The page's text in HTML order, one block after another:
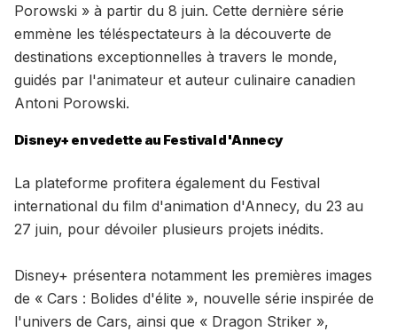
Porowski » à partir du 8 juin. Cette dernière série
emmène les téléspectateurs à la découverte de
destinations exceptionnelles à travers le monde,
guidés par l'animateur et auteur culinaire canadien
Antoni Porowski.
Disney+ en vedette au Festival d'Annecy
La plateforme profitera également du Festival
international du film d'animation d'Annecy, du 23 au
27 juin, pour dévoiler plusieurs projets inédits.
Disney+ présentera notamment les premières images
de « Cars : Bolides d'élite », nouvelle série inspirée de
l'univers de Cars, ainsi que « Dragon Striker »,